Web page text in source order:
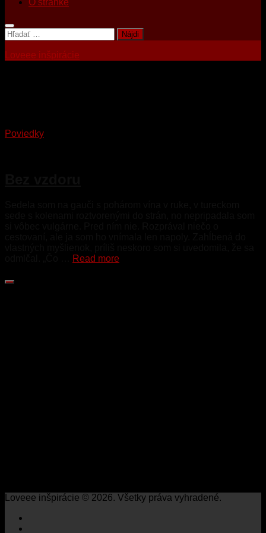
O stránke
Hľadať:
Loveee inšpirácie
Poviedky
Read more
Loveee inšpirácie © 2026. Všetky práva vyhradené.